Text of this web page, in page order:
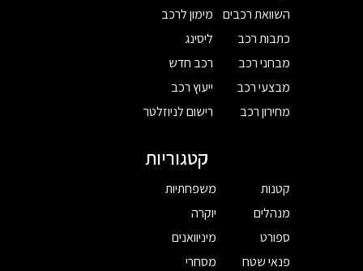
השוואת רכבים
כתבות רכב
מבחני רכב
מבצעי רכב
מחירון רכב
מימון לרכב
ליסינג
רכב חדש
ייעוץ רכב
רישום לניוזלטר
קטגוריות
קטנות
מנהלים
ספורט
פנאי שטח
משפחתיות
יוקרה
מיניוואנים
מסחרי